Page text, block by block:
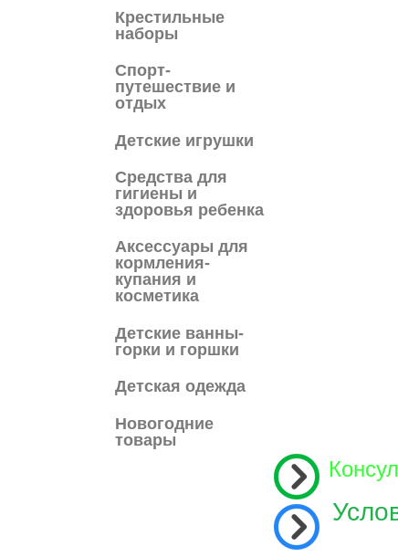
Крестильные
наборы
Спорт-
путешествие и
отдых
Детские игрушки
Средства для
гигиены и
здоровья ребенка
Аксессуары для
кормления-
купания и
косметика
Детские ванны-
горки и горшки
Детская одежда
Новогодние
товары